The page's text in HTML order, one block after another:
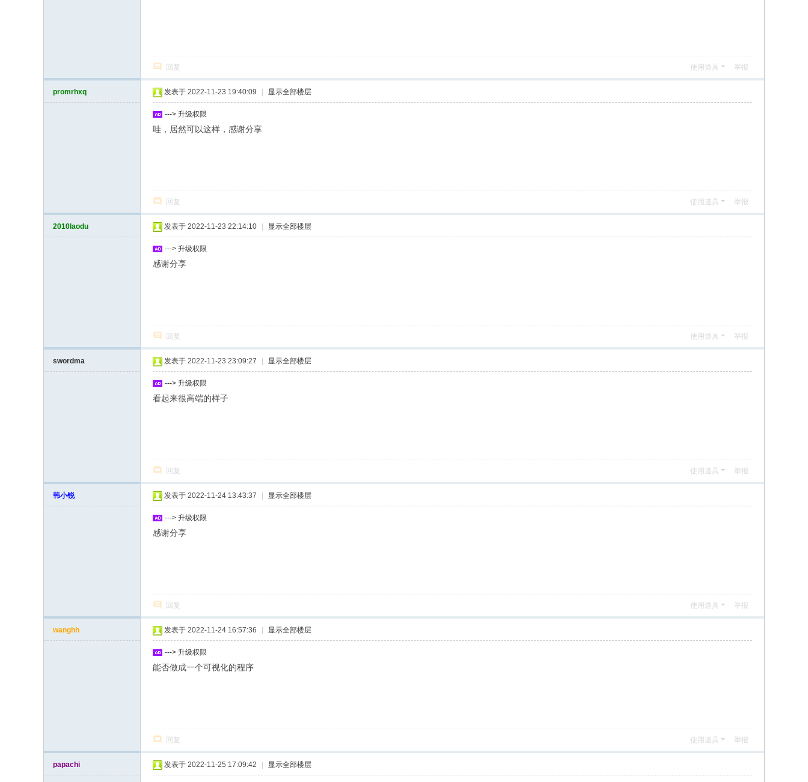
回复 使用道具 举报
promrhxq 发表于 2022-11-23 19:40:09 显示全部楼层
---> 升级权限
哇，居然可以这样，感谢分享
回复 使用道具 举报
2010laodu 发表于 2022-11-23 22:14:10 显示全部楼层
---> 升级权限
感谢分享
回复 使用道具 举报
swordma 发表于 2022-11-23 23:09:27 显示全部楼层
---> 升级权限
看起来很高端的样子
回复 使用道具 举报
韩小锐 发表于 2022-11-24 13:43:37 显示全部楼层
---> 升级权限
感谢分享
回复 使用道具 举报
wanghh 发表于 2022-11-24 16:57:36 显示全部楼层
---> 升级权限
能否做成一个可视化的程序
回复 使用道具 举报
papachi 发表于 2022-11-25 17:09:42 显示全部楼层